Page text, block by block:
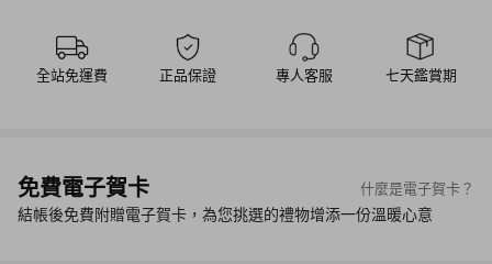
全站免運費 正品保證 專人客服 七天鑑賞期
免費電子賀卡 什麼是電子賀卡？
結帳後免費附贈電子賀卡，為您挑選的禮物增添一份溫暖心意